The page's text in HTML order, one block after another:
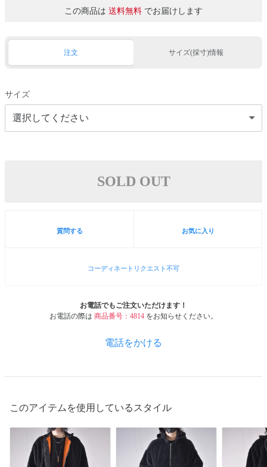
この商品は 送料無料 でお届けします
注文 サイズ(採寸)情報
サイズ
SOLD OUT
質問する お気に入り
コーディネートリクエスト不可
お電話でもご注文いただけます！
お電話の際は 商品番号：4814 をお知らせください。
電話をかける
このアイテムを使用しているスタイル